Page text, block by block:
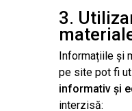
3.
Informațiile și
pe site pot fi
informativ și
interzisă: